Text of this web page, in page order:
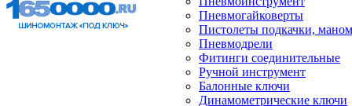
Пневмогайковерты
Пистолеты подкачки,
Пневмодрели
Фитинги соединительные
Ручной инструмент
Балонные ключи
Динамометрические ключи